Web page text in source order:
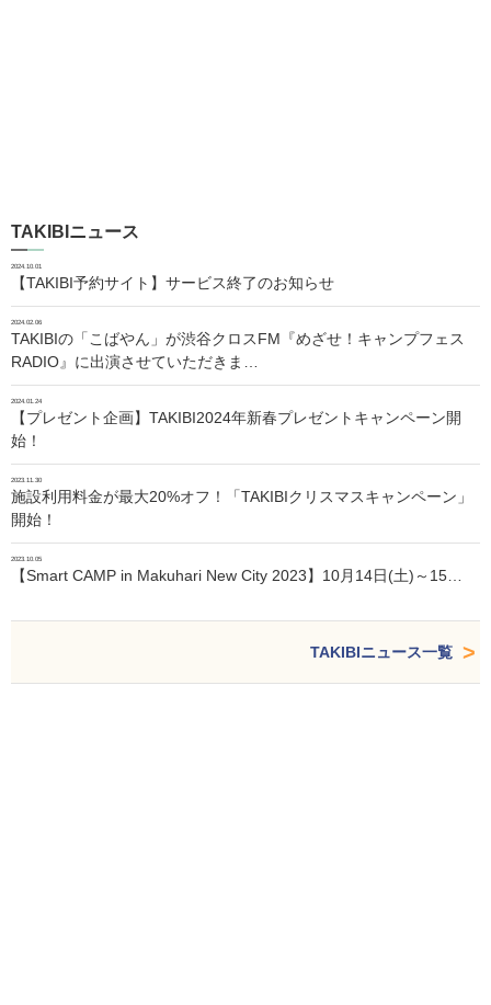
TAKIBIニュース
2024.10.01
【TAKIBI予約サイト】サービス終了のお知らせ
2024.02.06
TAKIBIの「こばやん」が渋谷クロスFM『めざせ！キャンプフェス
RADIO』に出演させていただきま…
2024.01.24
【プレゼント企画】TAKIBI2024年新春プレゼントキャンペーン開
始！
2023.11.30
施設利用料金が最大20%オフ！「TAKIBIクリスマスキャンペーン」
開始！
2023.10.05
【Smart CAMP in Makuhari New City 2023】10月14日(土)～15…
TAKIBIニュース一覧